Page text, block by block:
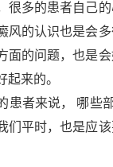
很多的患者自己
风的认识也是会
面的问题，也是
来的。
者来说， 哪些部
们平时，也是应